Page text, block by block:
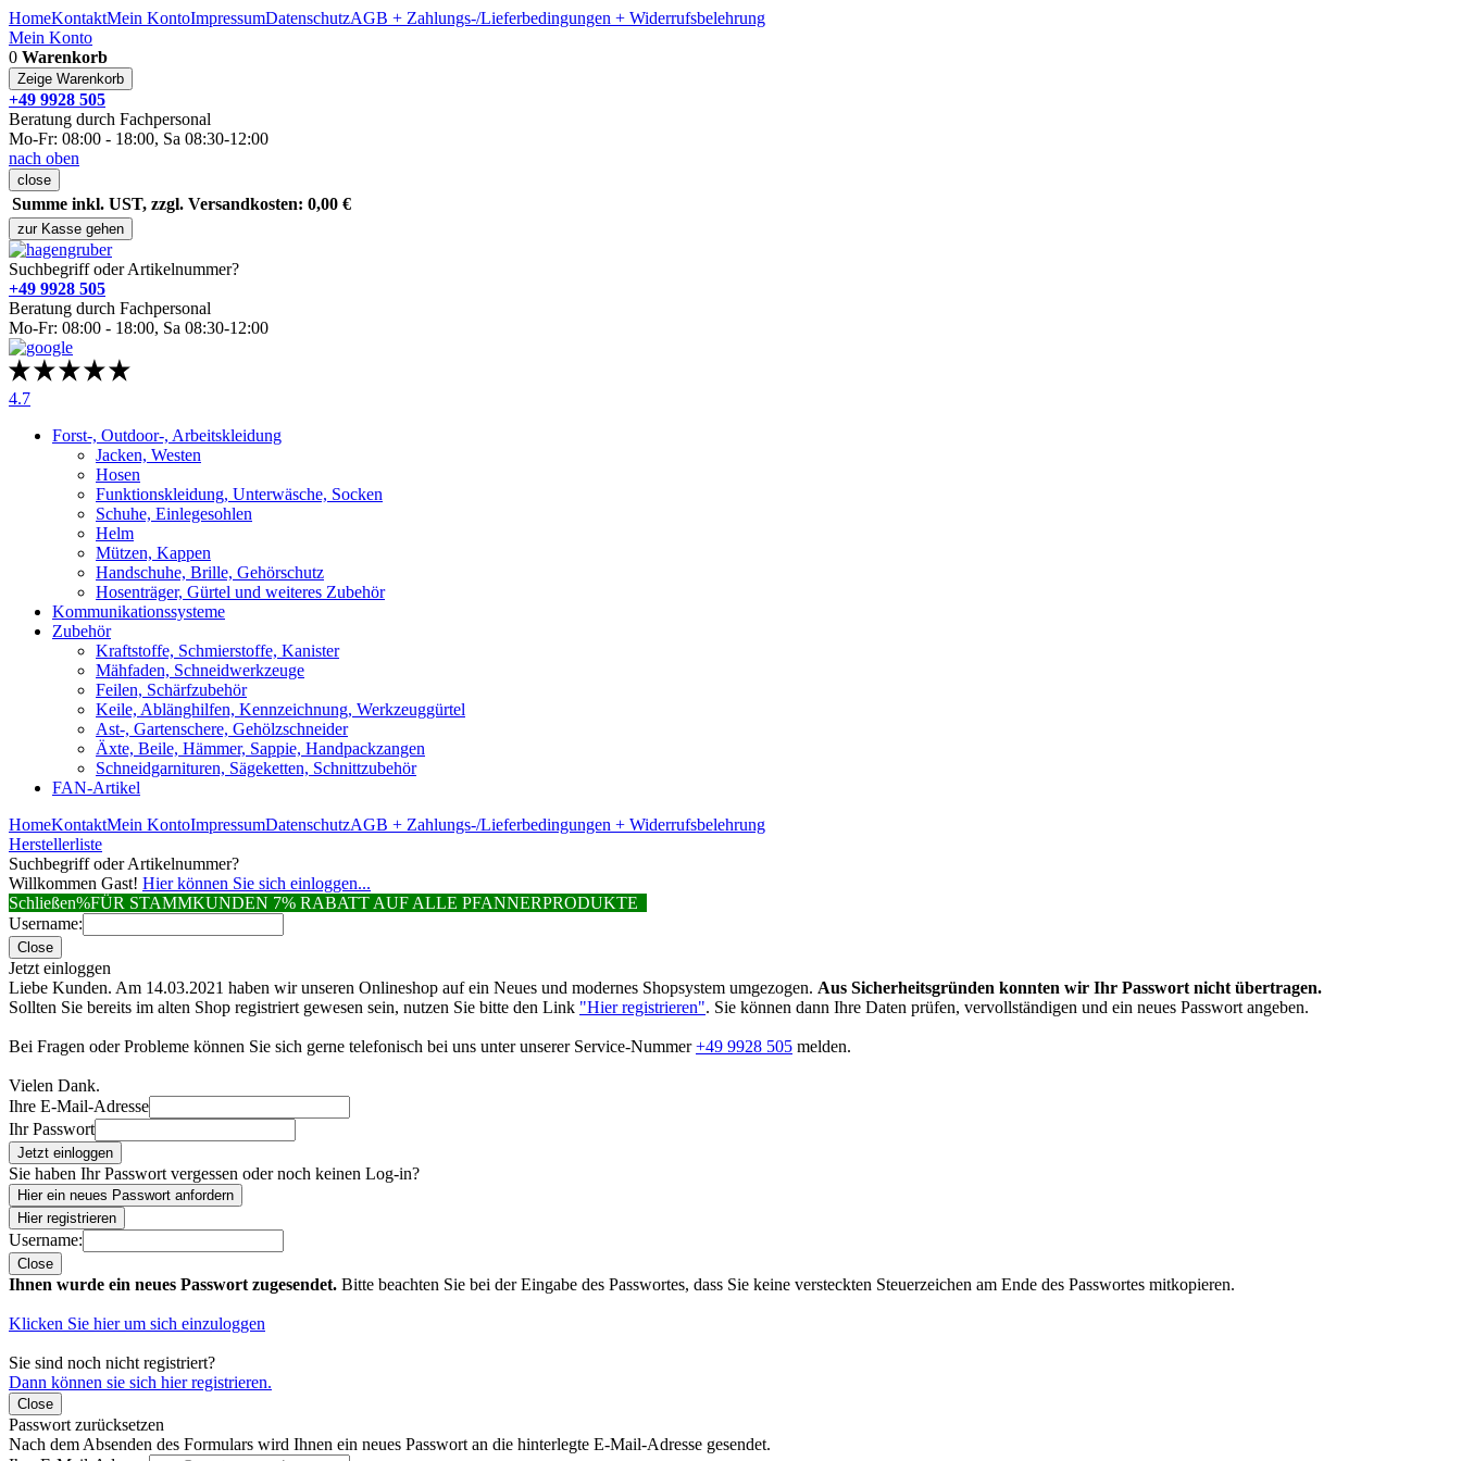
HomeKontaktMein KontoImpressumDatenschutzAGB + Zahlungs-/Lieferbedingungen + Widerrufsbelehrung
Mein Konto
0 Warenkorb
Zeige Warenkorb
+49 9928 505
Beratung durch Fachpersonal
Mo-Fr: 08:00 - 18:00, Sa 08:30-12:00
nach oben
close
Summe inkl. UST, zzgl. Versandkosten: 0,00 €
zur Kasse gehen
Suchbegriff oder Artikelnummer?
+49 9928 505
Beratung durch Fachpersonal
Mo-Fr: 08:00 - 18:00, Sa 08:30-12:00
4.7
Forst-, Outdoor-, Arbeitskleidung
Jacken, Westen
Hosen
Funktionskleidung, Unterwäsche, Socken
Schuhe, Einlegesohlen
Helm
Mützen, Kappen
Handschuhe, Brille, Gehörschutz
Hosenträger, Gürtel und weiteres Zubehör
Kommunikationssysteme
Zubehör
Kraftstoffe, Schmierstoffe, Kanister
Mähfaden, Schneidwerkzeuge
Feilen, Schärfzubehör
Keile, Ablänghilfen, Kennzeichnung, Werkzeuggürtel
Ast-, Gartenschere, Gehölzschneider
Äxte, Beile, Hämmer, Sappie, Handpackzangen
Schneidgarnituren, Sägeketten, Schnittzubehör
FAN-Artikel
HomeKontaktMein KontoImpressumDatenschutzAGB + Zahlungs-/Lieferbedingungen + Widerrufsbelehrung
Herstellerliste
Suchbegriff oder Artikelnummer?
Willkommen Gast! Hier können Sie sich einloggen...
Schließen%FÜR STAMMKUNDEN 7% RABATT AUF ALLE PFANNERPRODUKTE
Username:
Close
Jetzt einloggen
Liebe Kunden. Am 14.03.2021 haben wir unseren Onlineshop auf ein Neues und modernes Shopsystem umgezogen. Aus Sicherheitsgründen konnten wir Ihr Passwort nicht übertragen.
Sollten Sie bereits im alten Shop registriert gewesen sein, nutzen Sie bitte den Link "Hier registrieren". Sie können dann Ihre Daten prüfen, vervollständigen und ein neues Passwort angeben.
Bei Fragen oder Probleme können Sie sich gerne telefonisch bei uns unter unserer Service-Nummer+49 9928 505 melden.
Vielen Dank.
Ihre E-Mail-Adresse
Ihr Passwort
Jetzt einloggen
Sie haben Ihr Passwort vergessen oder noch keinen Log-in?
Hier ein neues Passwort anfordern
Hier registrieren
Username:
Close
Ihnen wurde ein neues Passwort zugesendet. Bitte beachten Sie bei der Eingabe des Passwortes, dass Sie keine versteckten Steuerzeichen am Ende des Passwortes mitkopieren.
Klicken Sie hier um sich einzuloggen
Sie sind noch nicht registriert?
Dann können sie sich hier registrieren.
Close
Passwort zurücksetzen
Nach dem Absenden des Formulars wird Ihnen ein neues Passwort an die hinterlegte E-Mail-Adresse gesendet.